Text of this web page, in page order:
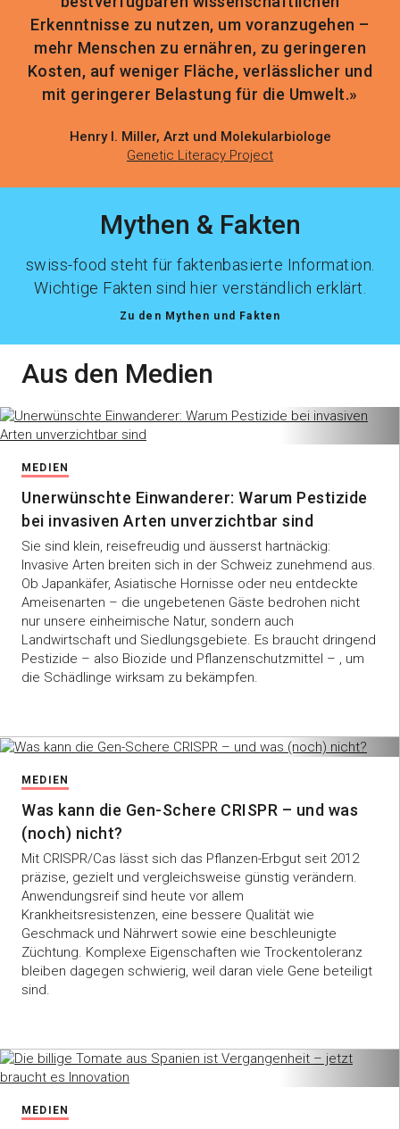
Erkenntnisse zu nutzen, um voranzugehen –
mehr Menschen zu ernähren, zu geringeren
Kosten, auf weniger Fläche, verlässlicher und
mit geringerer Belastung für die Umwelt.»
Henry I. Miller, Arzt und Molekularbiologe
Genetic Literacy Project
Mythen & Fakten
swiss-food steht für faktenbasierte Information.
Wichtige Fakten sind hier verständlich erklärt.
Zu den Mythen und Fakten
Aus den Medien
MEDIEN
Unerwünschte Einwanderer: Warum Pestizide
bei invasiven Arten unverzichtbar sind
Sie sind klein, reisefreudig und äusserst hartnäckig:
Invasive Arten breiten sich in der Schweiz zunehmend aus.
Ob Japankäfer, Asiatische Hornisse oder neu entdeckte
Ameisenarten – die ungebetenen Gäste bedrohen nicht
nur unsere einheimische Natur, sondern auch
Landwirtschaft und Siedlungsgebiete. Es braucht dringend
Pestizide – also Biozide und Pflanzenschutzmittel – , um
die Schädlinge wirksam zu bekämpfen.
MEDIEN
Was kann die Gen-Schere CRISPR – und was
(noch) nicht?
Mit CRISPR/Cas lässt sich das Pflanzen-Erbgut seit 2012
präzise, gezielt und vergleichsweise günstig verändern.
Anwendungsreif sind heute vor allem
Krankheitsresistenzen, eine bessere Qualität wie
Geschmack und Nährwert sowie eine beschleunigte
Züchtung. Komplexe Eigenschaften wie Trockentoleranz
bleiben dagegen schwierig, weil daran viele Gene beteiligt
sind.
MEDIEN